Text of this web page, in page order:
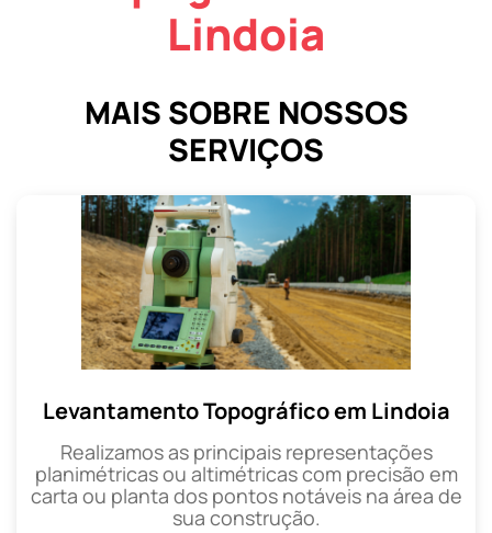
Lindoia
MAIS SOBRE NOSSOS
SERVIÇOS
Levantamento Topográfico em Lindoia
Realizamos as principais representações
planimétricas ou altimétricas com precisão em
carta ou planta dos pontos notáveis na área de
sua construção.